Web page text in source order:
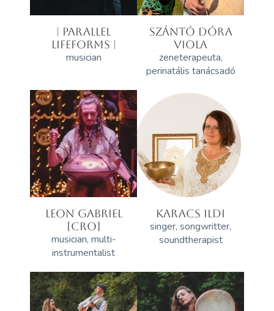
| PARALLEL
LIFEFORMS |
musician
SZÁNTÓ DÓRA
VIOLA
zeneterapeuta,
perinatális tanácsadó
LEON GABRIEL
[CRO]
musician, multi-
instrumentalist
KARACS ILDI
singer, songwritter,
soundtherapist